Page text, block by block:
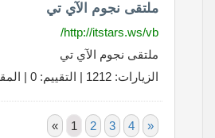
ملتقى نجوم الآي تي
http://itstars.ws/vb/
ملتقى نجوم الآي تي
الزيارات: 1212 | التقييم: 0 | المقيّمين: 0
« 1 2 3 4 »